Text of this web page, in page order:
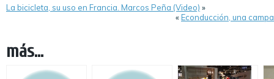
La bicicleta, su uso en Francia. Marcos Peña (Video) »
«Econducción, una
más...